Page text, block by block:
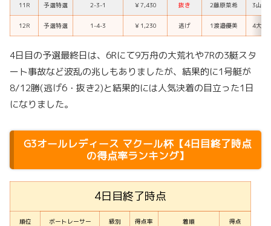
11R 予選特選 2-3-1 ￥7,430 抜き 2藤原菜希 3山川
12R 予選特選 1-4-3 ￥1,230 逃げ 1渡邉優美 4大瀧
4日目の予選最終日は、6Rにて9万舟の大荒れや7Rの3艇スタ
ート事故など波乱の兆しもありましたが、結果的に1号艇が
8/12勝(逃げ6・抜き2)と結果的には人気決着の目立った1日
になりました。
G3オールレディース マクール杯【4日目終了時点
の得点率ランキング】
4日目終了時点
順位 ボートレーサー 級別 得点率 着順 得点